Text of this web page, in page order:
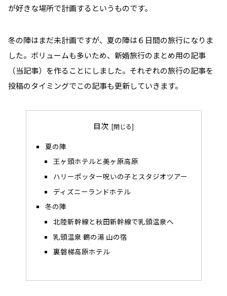
が好きな場所で計画するというものです。
冬の陣はまだ未計画ですが、夏の陣は６日間の旅行になりま
した。ボリュームも多いため、新婚旅行のまとめ用の記事
（当記事）を作ることにしました。それぞれの旅行の記事を
投稿のタイミングでこの記事も更新していきます。
目次
夏の陣
王ヶ頭ホテルと美ヶ原高原
ハリーポッター呪いの子とスタジオツアー
ディズニーランドホテル
冬の陣
北陸新幹線と秋田新幹線で乳頭温泉へ
乳頭温泉 鶴の湯 山の宿
裏磐梯高原ホテル